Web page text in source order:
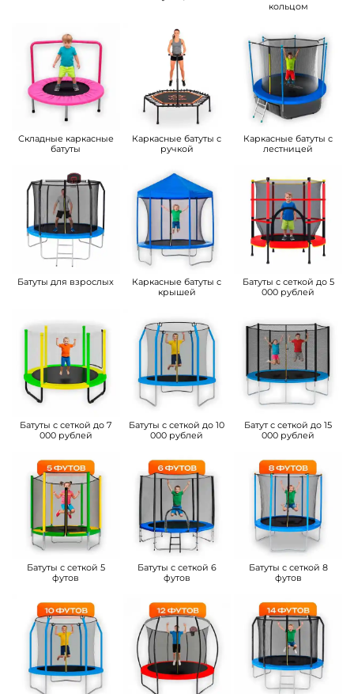
кольцом
Складные каркасные
батуты
Каркасные батуты с
ручкой
Каркасные батуты с
лестницей
Батуты для взрослых
Каркасные батуты с
крышей
Батуты с сеткой до 5
000 рублей
Батуты с сеткой до 7
000 рублей
Батуты с сеткой до 10
000 рублей
Батут с сеткой до 15
000 рублей
Батуты с сеткой 5
футов
Батуты с сеткой 6
футов
Батуты с сеткой 8
футов